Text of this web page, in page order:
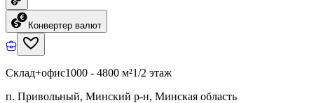
Конвертер валют
Склад+офис1000 - 4800 м²1/2 этаж
п. Привольный, Минский р-н, Минская область